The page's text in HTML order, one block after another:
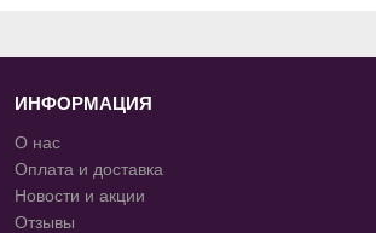
ИНФОРМАЦИЯ
О нас
Оплата и доставка
Новости и акции
Отзывы